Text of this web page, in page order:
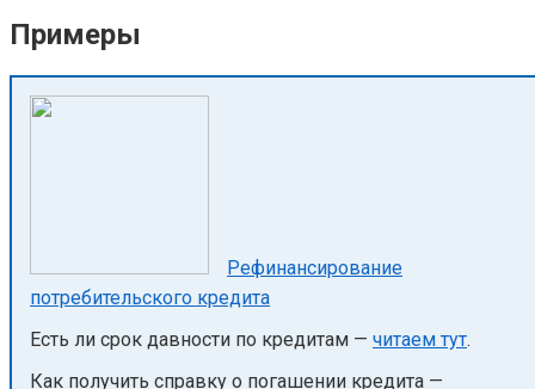
Примеры
Рефинансирование
потребительского кредита
Есть ли срок давности по кредитам — читаем тут.
Как получить справку о погашении кредита —